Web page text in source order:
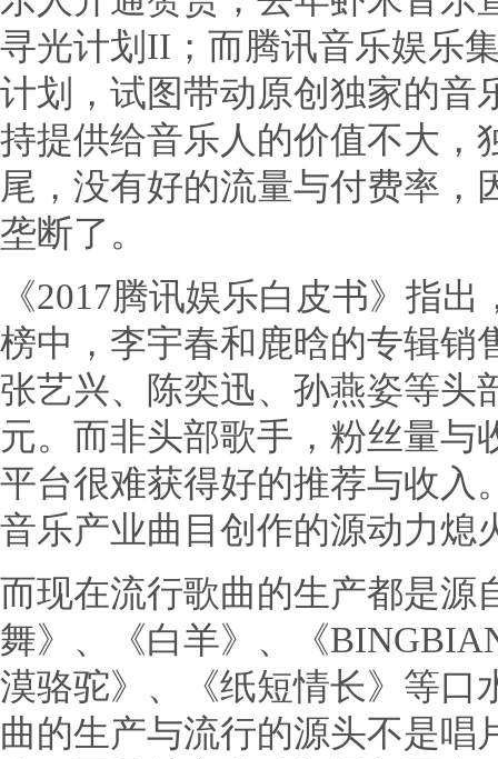
寻光计划II；而腾讯音乐娱乐
计划，试图带动原创独家的音
持提供给音乐人的价值不大，
尾，没有好的流量与付费率，
垄断了。
《2017腾讯娱乐白皮书》指
榜中，李宇春和鹿晗的专辑销
张艺兴、陈奕迅、孙燕姿等头
元。而非头部歌手，粉丝量与
平台很难获得好的推荐与收入
音乐产业曲目创作的源动力熄
而现在流行歌曲的生产都是源
舞》、《白羊》、《
漠骆驼》、《纸短情长》等口
曲的生产与流行的源头不是唱